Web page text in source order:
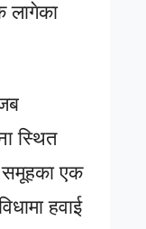
लागेका
स्थित
समूहका एक
हवाई